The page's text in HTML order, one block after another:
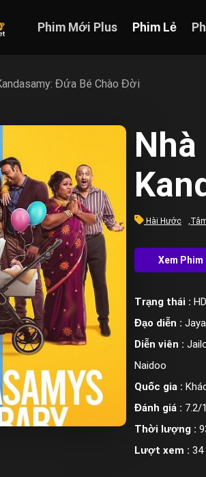
Phim Mới Plus Phim Lẻ
Đứa Bé Chào Đời
Hài Hước
Trạng thái :
Đạo diễn :
Diễn viên :
Naidoo
Quốc gia :
Đánh giá : 7.2/
Thời lượng :
Lượt xem : 34